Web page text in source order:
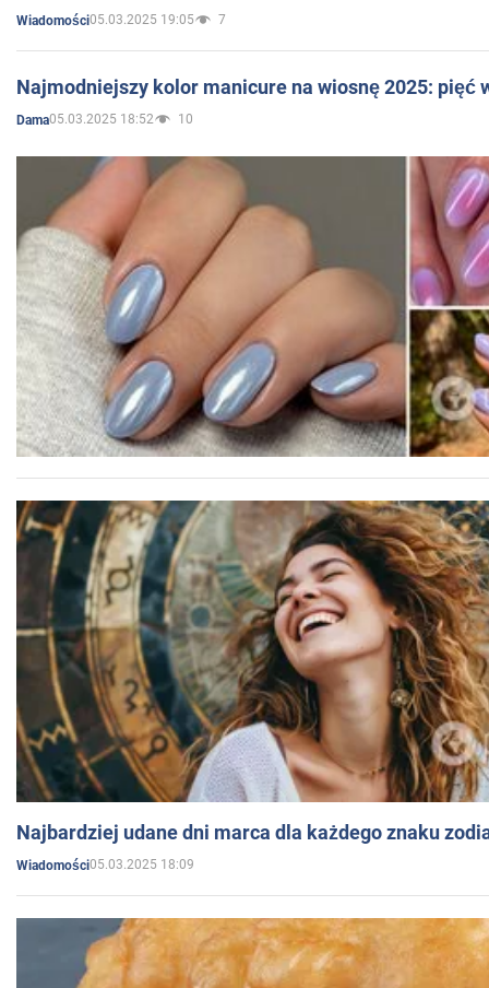
Wiadomości05.03.2025 19:05 7
Najmodniejszy kolor manicure na wiosnę 2025: pięć
Dama05.03.2025 18:52 10
Najbardziej udane dni marca dla każdego znaku
Wiadomości05.03.2025 18:09